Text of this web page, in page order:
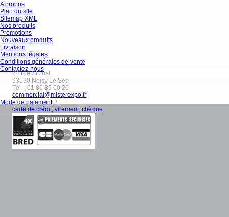
A propos
Plan du site
Sitemap XML
Nos produits
Promotions
Nouveaux produits
Livraison
Mentions légales
Conditions générales de vente
Contactez-nous
24 rue St Just,
93130 Noisy Le Sec
Tél. : 01 80 89 00 20
commercial@misterexpo.fr
Mode de paiement :
carte de crédit, virement, chèque